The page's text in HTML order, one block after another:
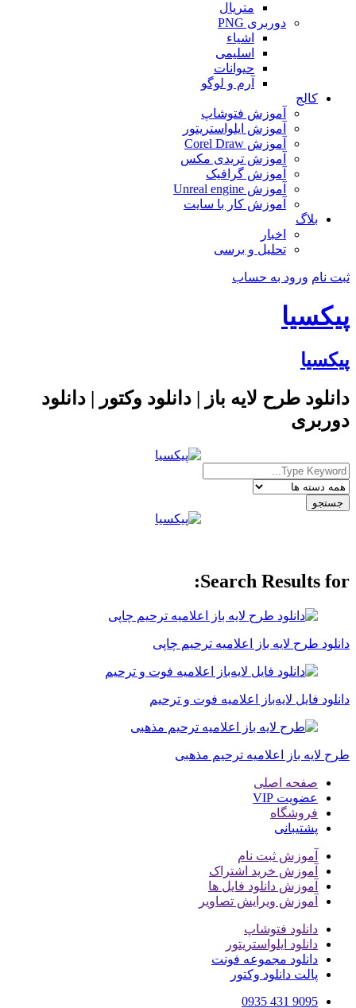
متریال
دوربری PNG
اشیاء
اسلیمی
حیوانات
آرم و لوگو
کالج
آموزش فتوشاپ
آموزش ایلواستریتور
آموزش Corel Draw
آموزش تریدی مکس
آموزش گرافیک
آموزش Unreal engine
آموزش کار با سایت
بلاگ
اخبار
تحلیل و برسی
ثبت نام ورود به حساب
پیکسیا
پیکسیا
دانلود طرح لایه باز | دانلود وکتور | دانلود
دوربری
Search Results for:
دانلود طرح لایه باز اعلامیه ترحیم چاپی
دانلود فایل لایه‌باز اعلامیه فوت و ترحیم
طرح لایه باز اعلامیه ترحیم مذهبی
صفحه اصلی
عضویت VIP
فروشگاه
پشتیبانی
آموزش ثبت نام
آموزش خرید اشتراک
آموزش دانلود فایل ها
آموزش ویرایش تصاویر
دانلود فتوشاپ
دانلود ایلواستریتور
دانلود مجموعه فونت
پالت دانلود وکتور
9095 431 0935